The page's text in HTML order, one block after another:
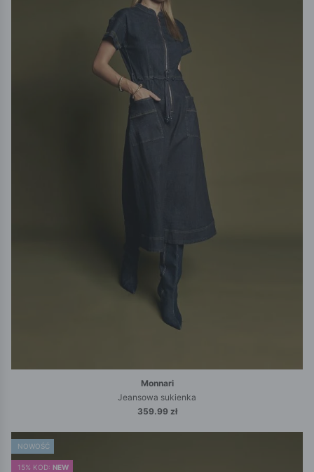
Monnari
Jeansowa sukienka
359.99 zł
NOWOŚĆ
15% KOD: NEW